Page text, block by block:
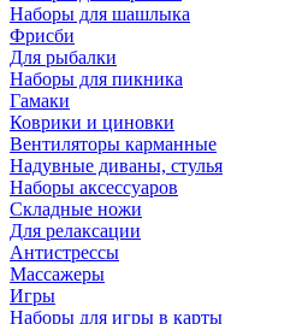
Наборы для шашлыка
Фрисби
Для рыбалки
Наборы для пикника
Гамаки
Коврики и циновки
Вентиляторы карманные
Надувные диваны, стулья
Наборы аксессуаров
Складные ножи
Для релаксации
Антистрессы
Массажеры
Игры
Наборы для игры в карты